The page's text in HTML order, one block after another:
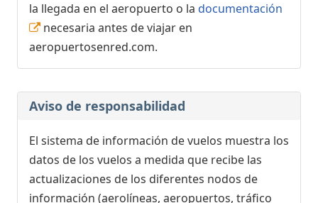
la llegada en el aeropuerto o la documentación
necesaria antes de viajar en
aeropuertosenred.com.
Aviso de responsabilidad
El sistema de información de vuelos muestra los
datos de los vuelos a medida que recibe las
actualizaciones de los diferentes nodos de
información (aerolíneas, aeropuertos, tráfico